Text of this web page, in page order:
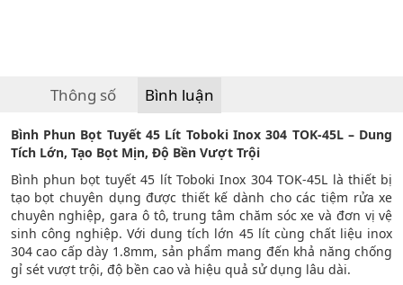
Thông số Bình luận
Bình Phun Bọt Tuyết 45 Lít Toboki Inox 304 TOK-45L – Dung
Tích Lớn, Tạo Bọt Mịn, Độ Bền Vượt Trội
Bình phun bọt tuyết 45 lít Toboki Inox 304 TOK-45L là thiết bị
tạo bọt chuyên dụng được thiết kế dành cho các tiệm rửa xe
chuyên nghiệp, gara ô tô, trung tâm chăm sóc xe và đơn vị vệ
sinh công nghiệp. Với dung tích lớn 45 lít cùng chất liệu inox
304 cao cấp dày 1.8mm, sản phẩm mang đến khả năng chống
gỉ sét vượt trội, độ bền cao và hiệu quả sử dụng lâu dài.